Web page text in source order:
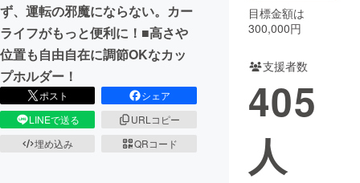
CAMPFIREふるさと納税machi-ya コミュニティ
ず、運転の邪魔にならない。カー
ライフがもっと便利に！■高さや
位置も自由自在に調節OKなカッ
プホルダー！
ポスト
シェア
LINEで送る
URLコピー
埋め込み
QRコード
目標金額は
300,000円
支援者数
405
人